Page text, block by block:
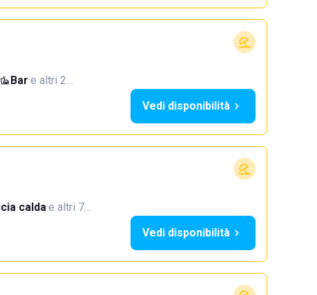
Bar·e altri 2…
Vedi disponibilità
calda·e altri 7…
Vedi disponibilità